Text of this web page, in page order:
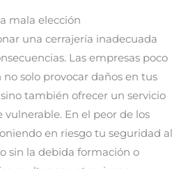
mala elección
una cerrajería inadecuada
Las empresas poco
solo provocar daños en tus
también ofrecer un servicio
En el peor de los
en riesgo tu seguridad al
sin la debida formación o